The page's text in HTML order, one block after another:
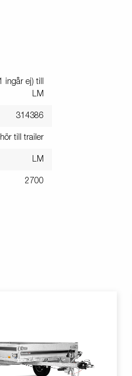
ej) till
LM
314386
till trailer
LM
2700